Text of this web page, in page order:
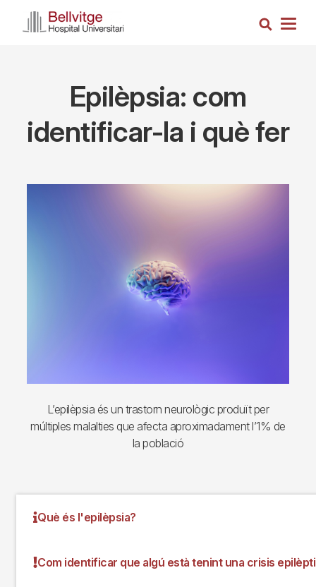
Search
Epilèpsia: com
identificar-la i què fer
L’epilèpsia és un trastorn neurològic produït per
múltiples malalties que afecta aproximadament l’1% de
la població
Què és l'epilèpsia?
Com identificar que algú està tenint una crisis